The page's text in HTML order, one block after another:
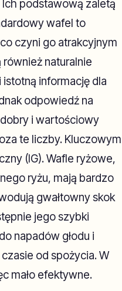
Ich podstawową zaletą
wafel to
czyni go atrakcyjnym
naturalnie
informację dla
odpowiedź na
i wartościowy
te liczby. Kluczowym
(IG). Wafle ryżowe,
ryżu, mają bardzo
gwałtowny skok
jego szybki
napadów głodu i
od spożycia. W
mało efektywne.